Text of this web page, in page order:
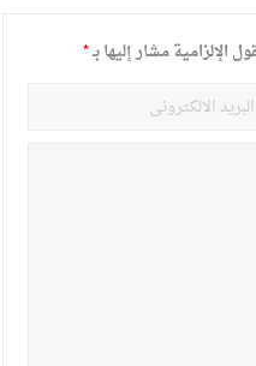
الإلزامية مشار إليها بـ*